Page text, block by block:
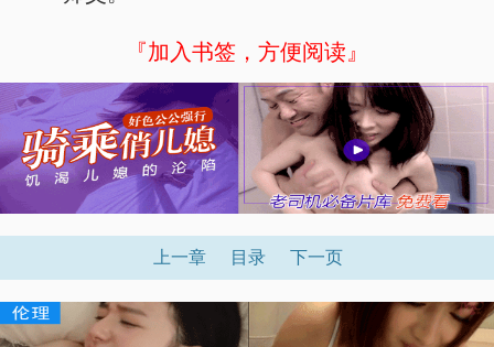
『加入书签，方便阅读』
上一章 目录 下一页